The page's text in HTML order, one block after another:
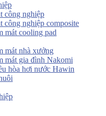
công nghiệp
công nghiệp composite
mát cooling pad
mát nhà xưởng
mát gia đình Nakomi
hòa hơi nước Hawin